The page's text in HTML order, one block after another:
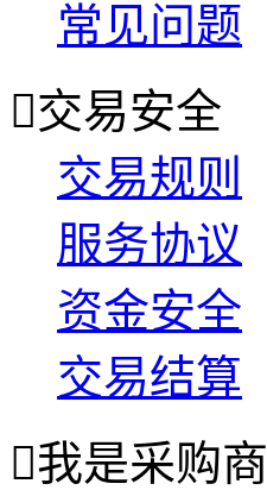
常见问题
交易安全
交易规则
服务协议
资金安全
交易结算
我是采购商